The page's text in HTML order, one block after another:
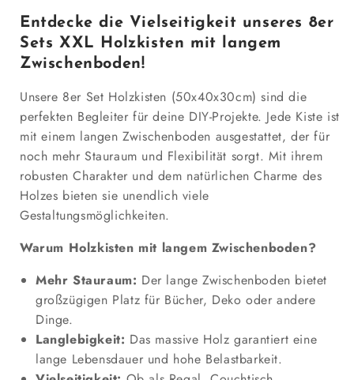
Entdecke die Vielseitigkeit unseres 8er
Sets XXL Holzkisten mit langem
Zwischenboden!
Unsere 8er Set Holzkisten (50x40x30cm) sind die
perfekten Begleiter für deine DIY-Projekte. Jede Kiste ist
mit einem langen Zwischenboden ausgestattet, der für
noch mehr Stauraum und Flexibilität sorgt. Mit ihrem
robusten Charakter und dem natürlichen Charme des
Holzes bieten sie unendlich viele
Gestaltungsmöglichkeiten.
Warum Holzkisten mit langem Zwischenboden?
Mehr Stauraum: Der lange Zwischenboden bietet
großzügigen Platz für Bücher, Deko oder andere
Dinge.
Langlebigkeit: Das massive Holz garantiert eine
lange Lebensdauer und hohe Belastbarkeit.